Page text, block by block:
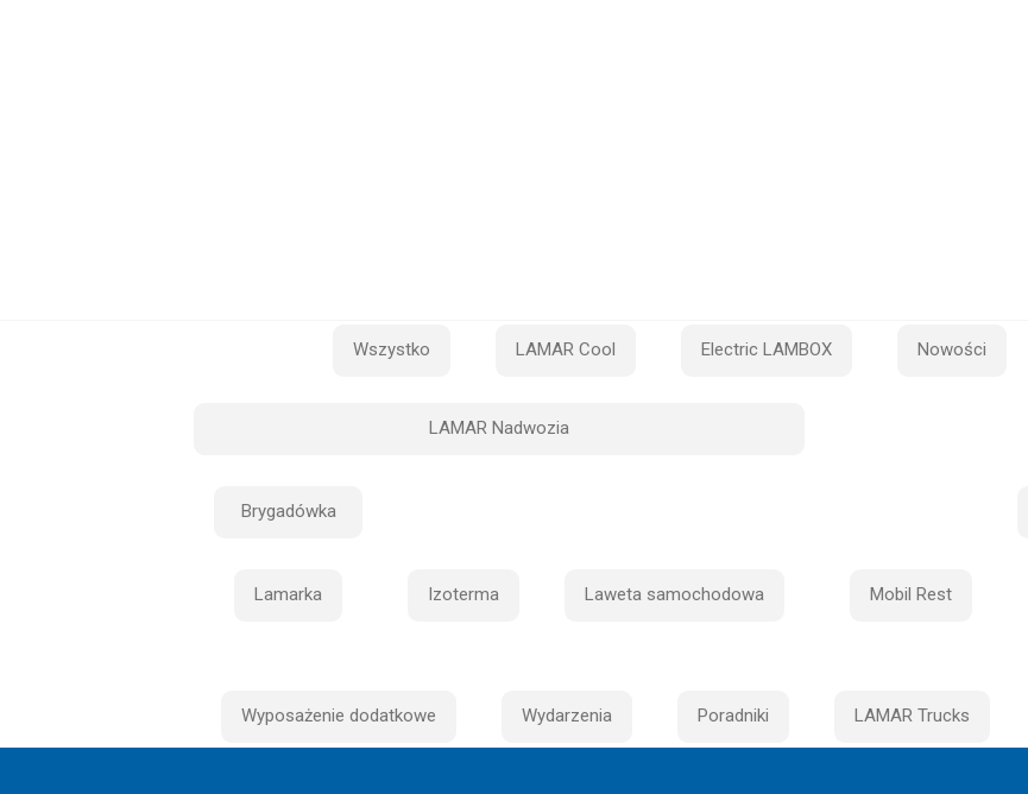
Wszystko LAMAR Cool Electric LAMBOX Nowości
LAMAR Nadwozia
Brygadówka
Lamarka Izoterma Laweta samochodowa Mobil Rest
Wyposażenie dodatkowe Wydarzenia Poradniki LAMAR Trucks